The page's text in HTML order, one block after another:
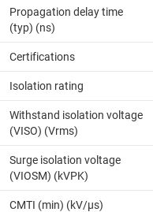
Propagation delay time
(typ) (ns)
Certifications
Isolation rating
Withstand isolation voltage
(VISO) (Vrms)
Surge isolation voltage
(VIOSM) (kVPK)
CMTI (min) (kV/µs)